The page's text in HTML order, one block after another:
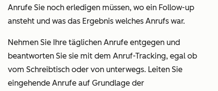
Anrufe Sie noch erledigen müssen, wo ein Follow-up
ansteht und was das Ergebnis welches Anrufs war.
Nehmen Sie Ihre täglichen Anrufe entgegen und
beantworten Sie sie mit dem Anruf-Tracking, egal ob
vom Schreibtisch oder von unterwegs. Leiten Sie
eingehende Anrufe auf Grundlage der